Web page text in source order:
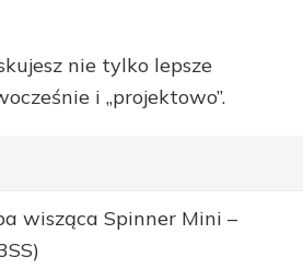
nie tylko lepsze
i „projektowo”.
wisząca Spinner Mini –